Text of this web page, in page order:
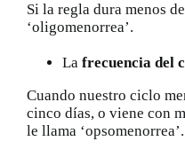
Si la regla dura menos
‘oligomenorrea’.
La frecuencia del
Cuando nuestro ciclo
cinco días, o viene con
le llama ‘opsomenorrea’.